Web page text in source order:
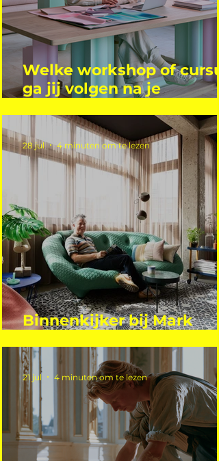
Welke workshop of
ga jij volgen na je
Binnenkijker bij Mark
28 jul 4 minuten om te lezen
21 jul 4 minuten om te lezen